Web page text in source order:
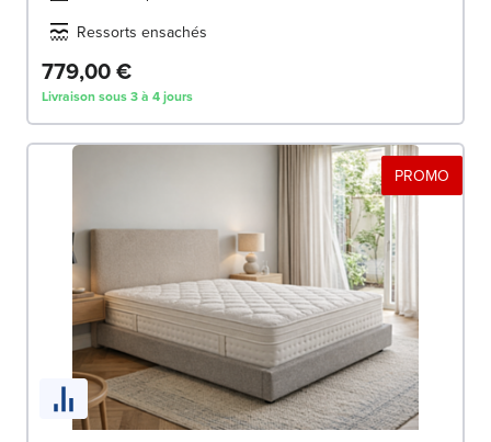
Ressorts ensachés
779,00 €
Livraison sous 3 à 4 jours
PROMO